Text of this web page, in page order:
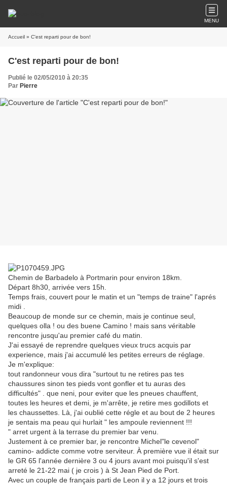
MENU
Accueil » C'est reparti pour de bon!
C'est reparti pour de bon!
Publié le 02/05/2010 à 20:35
Par Pierre
Chemin de Barbadelo à Portmarin pour environ 18km.
Départ 8h30, arrivée vers 15h.
Temps frais, couvert pour le matin et un "temps de traine" l'aprés
midi .
Beaucoup de monde sur ce chemin, mais je continue seul,
quelques olla ! ou des buene Camino ! mais sans véritable
rencontre jusqu'au premier café du matin.
J'ai essayé de reprendre quelques vieux trucs acquis par
experience, mais j'ai accumulé les petites erreurs de réglage.
Je m'explique:
tout randonneur vous dira "surtout tu ne retires pas tes
chaussures sinon tes pieds vont gonfler et tu auras des
difficultés" . que neni, pour eviter que les pneues chauffent,
toutes les heures et demi, je m'arrête, je retire mes godillots et
les chaussettes. Là, j'ai oublié cette régle et au bout de 2 heures
je sentais ma peau qui hurlait " les ampoule reviennent !!!
" arret urgent à la terrase du premier bar venu.
Justement à ce premier bar, je rencontre Michel"le cevenol"
camino- addicte comme votre serviteur. À première vue il était sur
le GR 65 l'année dernière 3 ou 4 jours avant moi puisqu'il s'est
arreté le 21-22 mai ( je crois ) à St Jean Pied de Port.
Avec un couple de français parti de Leon il y a 12 jours et trois